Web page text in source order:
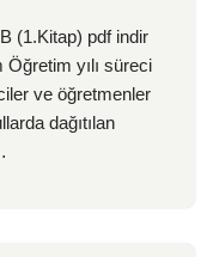
(1.Kitap) pdf indir
yılı süreci
ve öğretmenler
dağıtılan